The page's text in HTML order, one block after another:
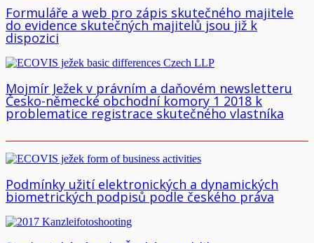
Formuláře a web pro zápis skutečného majitele
do evidence skutečných majitelů jsou již k
dispozici
Mojmír Ježek v právním a daňovém newsletteru
Česko-německé obchodní komory 1 2018 k
problematice registrace skutečného vlastníka
Podmínky užití elektronických a dynamických
biometrických podpisů podle českého práva